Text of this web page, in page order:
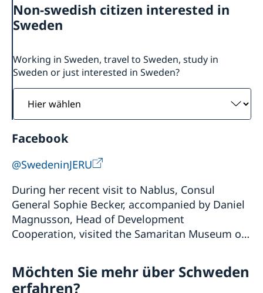
Non-swedish citizen interested in
Sweden
Working in Sweden, travel to Sweden, study in
Sweden or just interested in Sweden?
Hier
wählen
Facebook
@SwedeninJERU
During her recent visit to Nablus, Consul
General Sophie Becker, accompanied by Daniel
Magnusson, Head of Development
Cooperation, visited the Samaritan Museum on
culture, and heri...
Möchten Sie mehr über Schweden
erfahren?